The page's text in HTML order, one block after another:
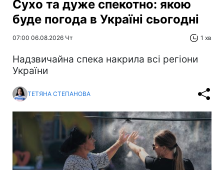
Сухо та дуже спекотно: якою
буде погода в Україні сьогодні
07:00 06.08.2026 Чт 1 хв
Надзвичайна спека накрила всі регіони
України
ТЕТЯНА СТЕПАНОВА